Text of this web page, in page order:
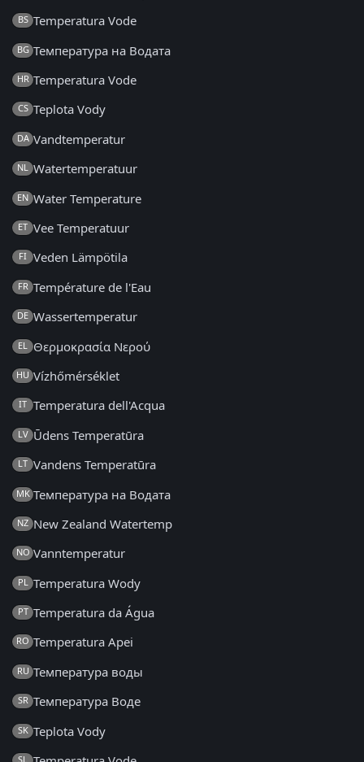
BS Temperatura Vode
BG Температура на Водата
HR Temperatura Vode
CS Teplota Vody
DA Vandtemperatur
NL Watertemperatuur
EN Water Temperature
ET Vee Temperatuur
FI Veden Lämpötila
FR Température de l'Eau
DE Wassertemperatur
EL Θερμοκρασία Νερού
HU Vízhőmérséklet
IT Temperatura dell'Acqua
LV Ūdens Temperatūra
LT Vandens Temperatūra
MK Температура на Водата
NZ New Zealand Watertemp
NO Vanntemperatur
PL Temperatura Wody
PT Temperatura da Água
RO Temperatura Apei
RU Температура воды
SR Температура Воде
SK Teplota Vody
SL